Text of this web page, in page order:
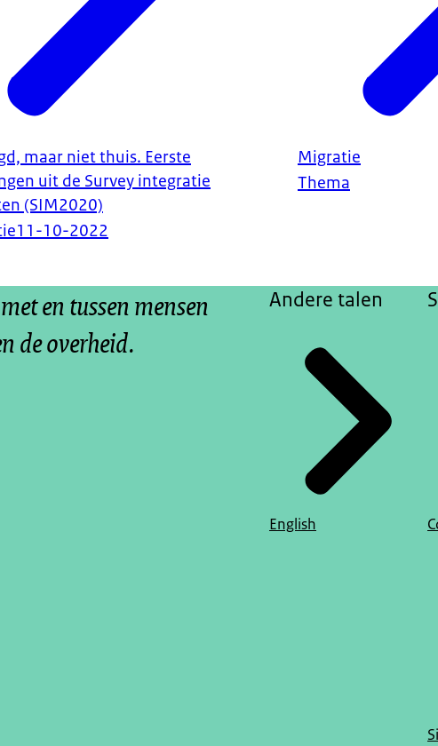
maar niet thuis. Eerste
uit de Survey integratie
(SIM2020)
11-10-2022
Migratie
Thema
en tussen mensen
de overheid.
Andere talen
English